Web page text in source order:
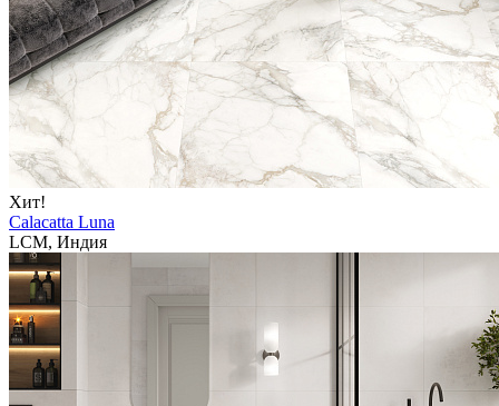
Хит!
Calacatta Luna
LCM, Индия